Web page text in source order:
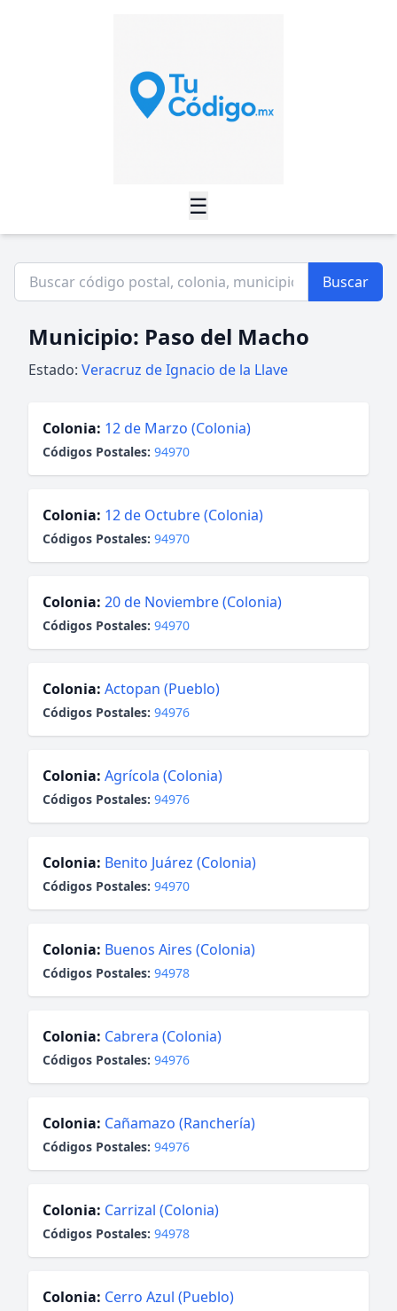
☰
Buscar
Municipio: Paso del Macho
Estado: Veracruz de Ignacio de la Llave
Colonia: 12 de Marzo (Colonia)
Códigos Postales: 94970
Colonia: 12 de Octubre (Colonia)
Códigos Postales: 94970
Colonia: 20 de Noviembre (Colonia)
Códigos Postales: 94970
Colonia: Actopan (Pueblo)
Códigos Postales: 94976
Colonia: Agrícola (Colonia)
Códigos Postales: 94976
Colonia: Benito Juárez (Colonia)
Códigos Postales: 94970
Colonia: Buenos Aires (Colonia)
Códigos Postales: 94978
Colonia: Cabrera (Colonia)
Códigos Postales: 94976
Colonia: Cañamazo (Ranchería)
Códigos Postales: 94976
Colonia: Carrizal (Colonia)
Códigos Postales: 94978
Colonia: Cerro Azul (Pueblo)